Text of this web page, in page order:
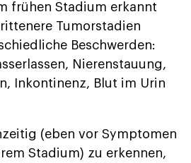
frühen Stadium erkannt
Tumorstadien
Beschwerden:
Nierenstauung,
Inkontinenz, Blut im Urin
(eben vor Symptomen
Stadium) zu erkennen,